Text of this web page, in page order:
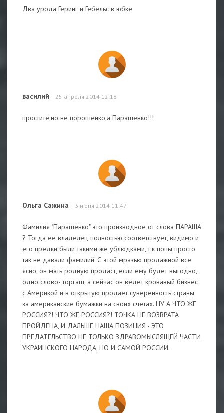
Два урода Геринг и Гебельс в юбке
василий 25 апреля 2014 12:18
простите,но не порошенко,а Парашенко!!!
Ольга Сажина 3 июня 2014 11:47
Фамилия "Парашенко" это производное от слова ПАРАША
? Тогда ее владелец полностью соответствует, видимо и
его предки были такими же ублюдками, т.к попы просто
так не давали фамилий. С этой мразью продажной все
ясно, он мать родную продаст, если ему будет выгодно,
одно слово- торгаш, а сейчас он ведет кровавый бизнес
с Америкой и в открытую продает суверенность страны
за американские бумажки на своих счетах. НУ А ЧТО ЖЕ
РОССИЯ?! ЧТО ЖЕ РОССИЯ?! ТОЧКА НЕ ВОЗВРАТА
ПРОЙДЕНА, И ДАЛЬШЕ НАША ПОЗИЦИЯ - ЭТО
ПРЕДАТЕЛЬСТВО НЕ ТОЛЬКО ЗДРАВОМЫСЛЯЩЕЙ ЧАСТИ
УКРАИНСКОГО НАРОДА, НО И САМОЙ РОССИИ.